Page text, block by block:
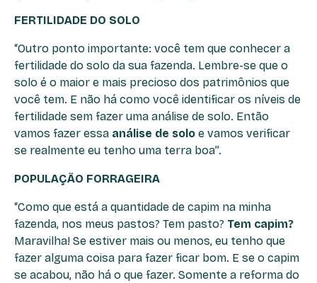
FERTILIDADE DO SOLO
“Outro ponto importante: você tem que conhecer a
fertilidade do solo da sua fazenda. Lembre-se que o
solo é o maior e mais precioso dos patrimônios que
você tem. E não há como você identificar os níveis de
fertilidade sem fazer uma análise de solo. Então
vamos fazer essa análise de solo e vamos verificar
se realmente eu tenho uma terra boa”.
POPULAÇÃO FORRAGEIRA
“Como que está a quantidade de capim na minha
fazenda, nos meus pastos? Tem pasto? Tem capim?
Maravilha! Se estiver mais ou menos, eu tenho que
fazer alguma coisa para fazer ficar bom. E se o capim
se acabou, não há o que fazer. Somente a reforma do